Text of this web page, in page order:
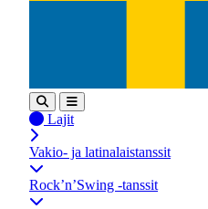
Lajit
Vakio- ja latinalaistanssit
Rock’n’Swing -tanssit